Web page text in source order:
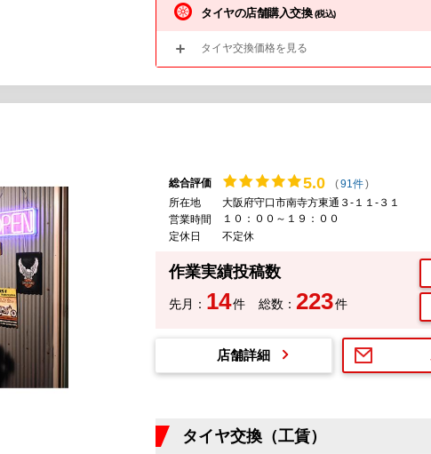
タイヤの店舗購入交換(税込)
タイヤ交換価格を見る
総合評価 5.0 (91件)
所在地
大阪府守口市南寺方東通３‐１１‐３１
営業時間
１０：００～１９：００
定休日
不定休
作業実績投稿数
先月： 14件 総数： 223件
店舗詳細
タイヤ交換（工賃）